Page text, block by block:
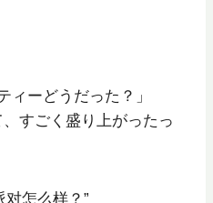
ィーどうだった？」
すごく盛り上がったっ
对怎么样？”